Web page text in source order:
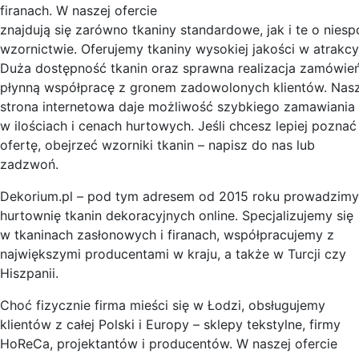
firanach. W naszej ofercie
znajdują się zarówno tkaniny standardowe, jak i te o
wzornictwie. Oferujemy tkaniny wysokiej jakości w
Duża dostępność tkanin oraz sprawna realizacja
płynną współpracę z gronem zadowolonych klientów.
strona internetowa daje możliwość szybkiego zamawiania
w ilościach i cenach hurtowych. Jeśli chcesz lepiej poznać
ofertę, obejrzeć wzorniki tkanin – napisz do nas lub
zadzwoń.
Dekorium.pl – pod tym adresem od 2015 roku prowadzimy
hurtownię tkanin dekoracyjnych online. Specjalizujemy się
w tkaninach zasłonowych i firanach, współpracujemy z
największymi producentami w kraju, a także w Turcji czy
Hiszpanii.
Choć fizycznie firma mieści się w Łodzi, obsługujemy
klientów z całej Polski i Europy – sklepy tekstylne, firmy
HoReCa, projektantów i producentów. W naszej ofercie